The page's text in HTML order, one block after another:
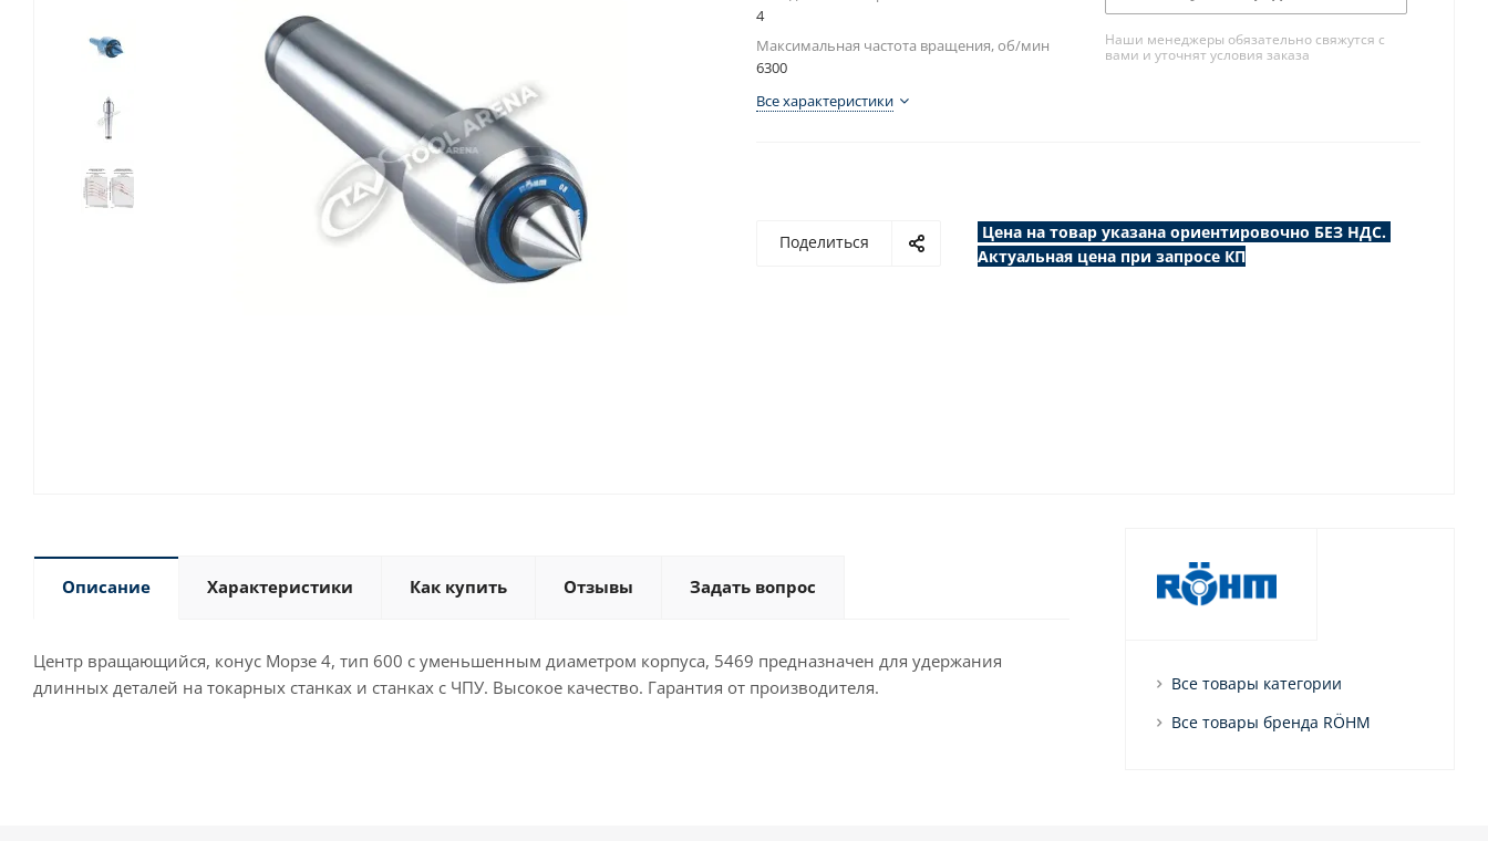
4
Максимальная частота вращения, об/мин
6300
Все характеристики
Наши менеджеры обязательно свяжутся с
вами и уточнят условия заказа
Поделиться
Цена на товар указана ориентировочно БЕЗ НДС.
Актуальная цена при запросе КП
Описание Характеристики Как купить Отзывы Задать вопрос
Центр вращающийся, конус Морзе 4, тип 600 с уменьшенным диаметром корпуса, 5469 предназначен для удержания
длинных деталей на токарных станках и станках с ЧПУ. Высокое качество. Гарантия от производителя.
Все товары категории
Все товары бренда RÖHM